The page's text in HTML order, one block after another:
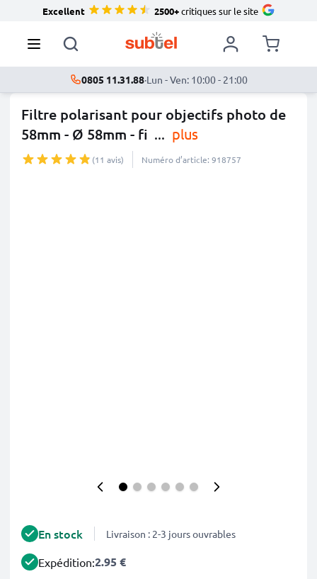
Excellent 2500+critiques sur le site
0805 11.31.88·Lun - Ven: 10:00 - 21:00
Filtre polarisant pour objectifs photo de
58mm - Ø 58mm - fi ... plus
(11 avis) Numéro d’article: 918757
En stock Livraison : 2-3 jours ouvrables
Expédition:2.95 €